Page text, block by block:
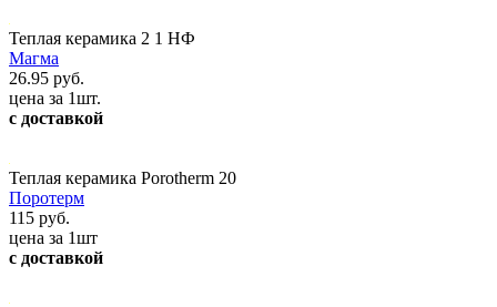
Теплая керамика 2 1 НФ
Магма
26.95 руб.
цена за 1шт.
с доставкой
Теплая керамика Porotherm 20
Поротерм
115 руб.
цена за 1шт
с доставкой